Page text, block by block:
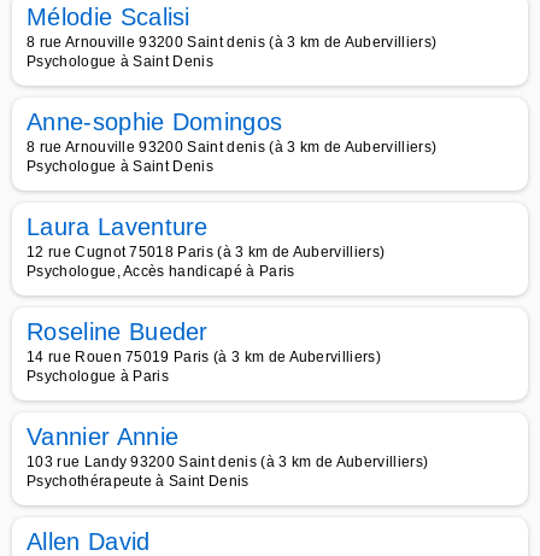
Mélodie Scalisi
8 rue Arnouville 93200 Saint denis (à 3 km de Aubervilliers)
Psychologue à Saint Denis
Anne-sophie Domingos
8 rue Arnouville 93200 Saint denis (à 3 km de Aubervilliers)
Psychologue à Saint Denis
Laura Laventure
12 rue Cugnot 75018 Paris (à 3 km de Aubervilliers)
Psychologue, Accès handicapé à Paris
Roseline Bueder
14 rue Rouen 75019 Paris (à 3 km de Aubervilliers)
Psychologue à Paris
Vannier Annie
103 rue Landy 93200 Saint denis (à 3 km de Aubervilliers)
Psychothérapeute à Saint Denis
Allen David